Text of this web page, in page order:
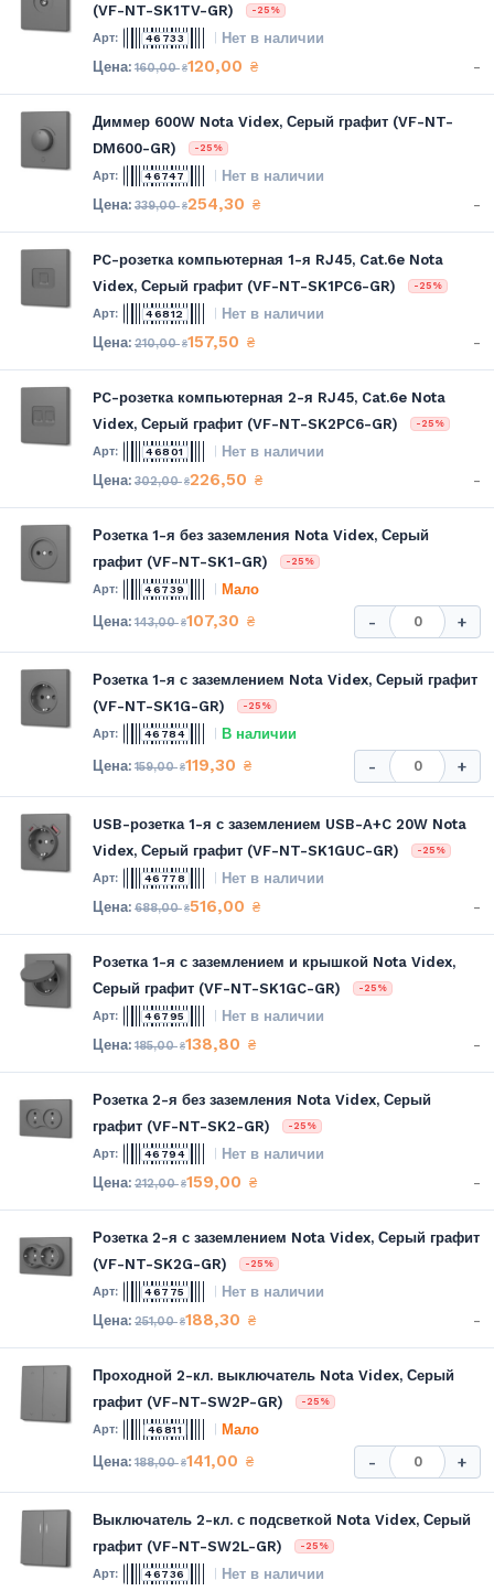
(VF-NT-SK1TV-GR)
-25%
46733 Нет в наличии
160,00₴120,00 ₴ -
Диммер 600W Nota Videx, Серый графит (VF-NT-
DM600-GR)
-25%
46747 Нет в наличии
339,00₴254,30 ₴ -
PC-розетка компьютерная 1-я RJ45, Cat.6e Nota
Videx, Серый графит (VF-NT-SK1PC6-GR)
-25%
46812 Нет в наличии
210,00₴157,50 ₴ -
PC-розетка компьютерная 2-я RJ45, Cat.6e Nota
Videx, Серый графит (VF-NT-SK2PC6-GR)
-25%
46801 Нет в наличии
302,00₴226,50 ₴ -
Розетка 1-я без заземления Nota Videx, Серый
графит (VF-NT-SK1-GR)
-25%
46739 Мало
143,00₴107,30 ₴ - +
Розетка 1-я с заземлением Nota Videx, Серый графит
(VF-NT-SK1G-GR)
-25%
46784 В наличии
159,00₴119,30 ₴ - +
USB-розетка 1-я с заземлением USB-A+C 20W Nota
Videx, Серый графит (VF-NT-SK1GUC-GR)
-25%
46778 Нет в наличии
688,00₴516,00 ₴ -
Розетка 1-я с заземлением и крышкой Nota Videx,
Серый графит (VF-NT-SK1GC-GR)
-25%
46795 Нет в наличии
185,00₴138,80 ₴ -
Розетка 2-я без заземления Nota Videx, Серый
графит (VF-NT-SK2-GR)
-25%
46794 Нет в наличии
212,00₴159,00 ₴ -
Розетка 2-я с заземлением Nota Videx, Серый графит
(VF-NT-SK2G-GR)
-25%
46775 Нет в наличии
251,00₴188,30 ₴ -
Проходной 2-кл. выключатель Nota Videx, Серый
графит (VF-NT-SW2P-GR)
-25%
46811 Мало
188,00₴141,00 ₴ - +
Выключатель 2-кл. с подсветкой Nota Videx, Серый
графит (VF-NT-SW2L-GR)
-25%
46736 Нет в наличии